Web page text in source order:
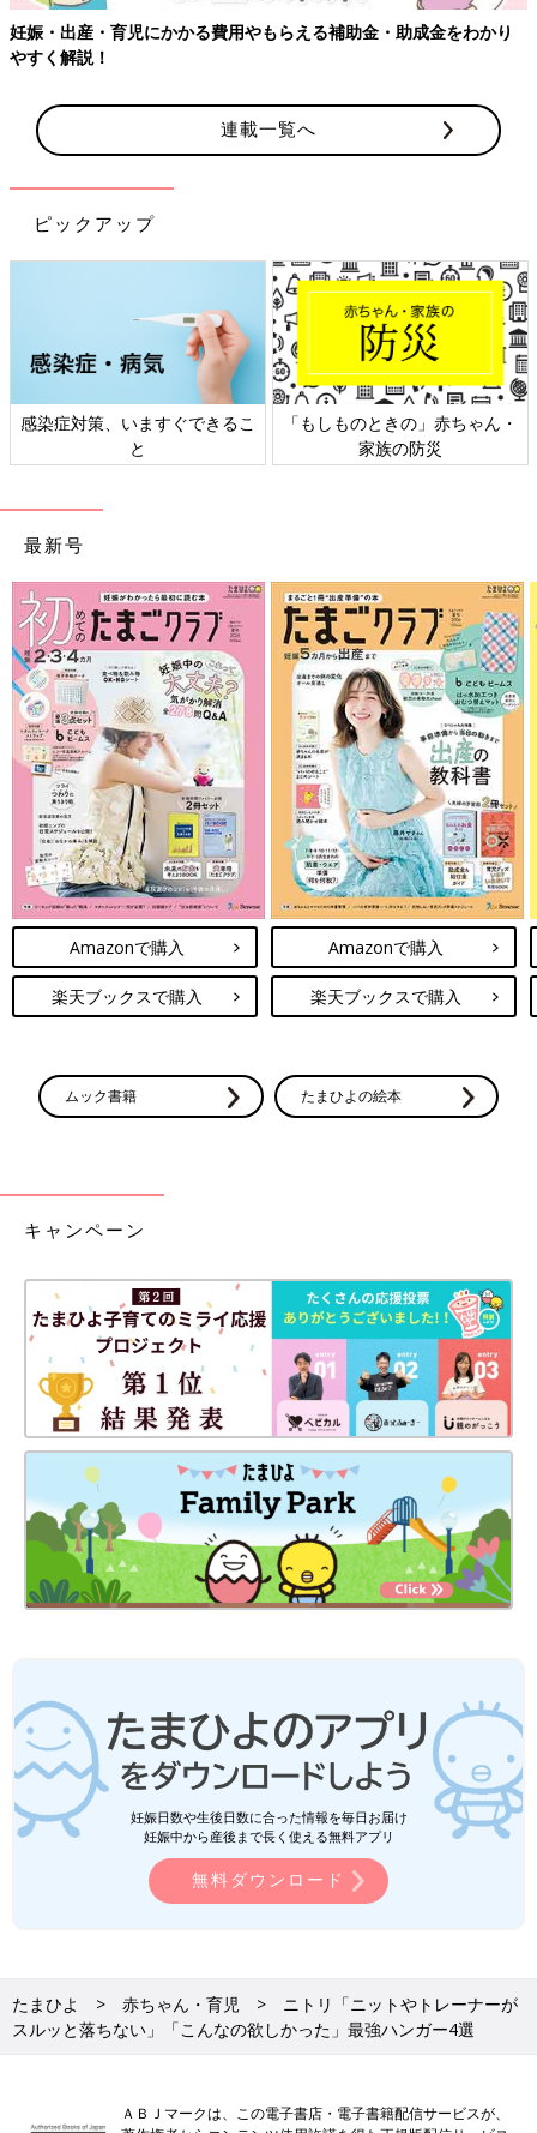
妊娠・出産・育児にかかる費用やもらえる補助金・助成金をわかり
やすく解説！
連載一覧へ
ピックアップ
感染症対策、いますぐできるこ
と
「もしものときの」赤ちゃん・
家族の防災
最新号
Amazonで購入
楽天ブックスで購入
Amazonで購入
楽天ブックスで購入
ムック書籍 たまひよの絵本
キャンペーン
妊娠日数や生後日数に合った情報を毎日お届け
妊娠中から産後まで長く使える無料アプリ
無料ダウンロード
たまひよ 赤ちゃん・育児
ニトリ「ニットやトレーナーが
スルッと落ちない」「こんなの欲しかった」最強ハンガー4選
ＡＢＪマークは、この電子書店・電子書籍配信サービスが、